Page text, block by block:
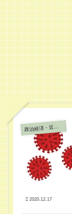
政
治経済・近代学問
2020.12.17